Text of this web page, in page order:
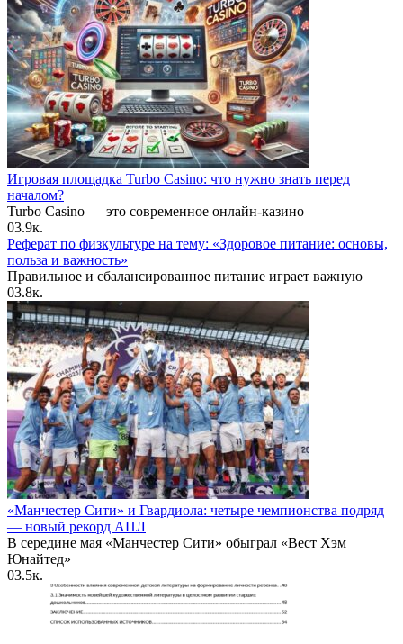
Игровая площадка Turbo Casino: что нужно знать перед
началом?
Turbo Casino — это современное онлайн-казино
03.9к.
Реферат по физкультуре на тему: «Здоровое питание: основы,
польза и важность»
Правильное и сбалансированное питание играет важную
03.8к.
«Манчестер Сити» и Гвардиола: четыре чемпионства подряд
— новый рекорд АПЛ
В середине мая «Манчестер Сити» обыграл «Вест Хэм
Юнайтед»
03.5к.